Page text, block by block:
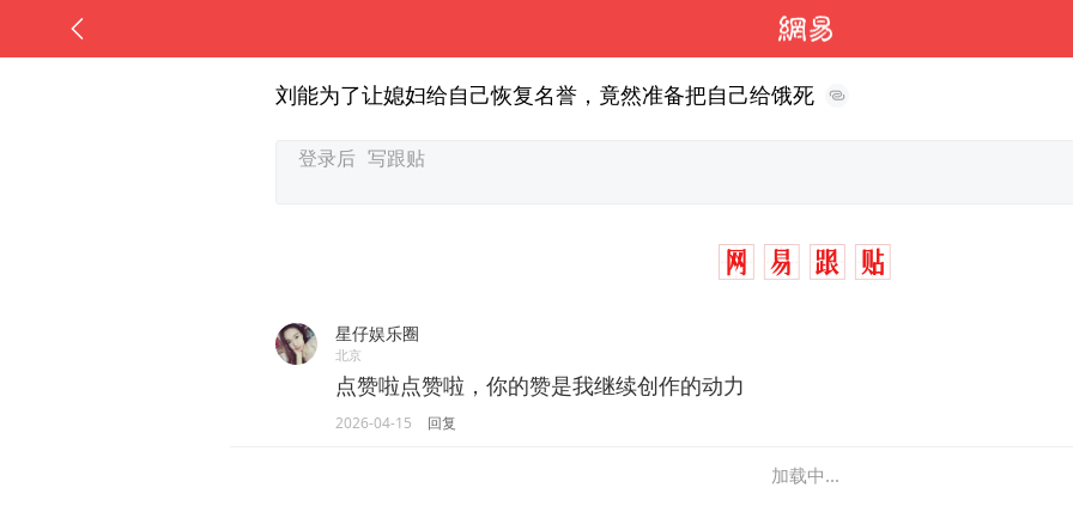
刘能为了让媳妇给自己恢复名誉，竟然准备把自己给饿死
星仔娱乐圈
北京
点赞啦点赞啦，你的赞是我继续创作的动力
2026-04-15 回复
加载中...